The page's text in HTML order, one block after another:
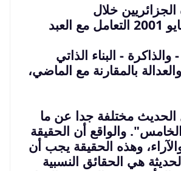
خلال
مظاهرة من 17 أكتوبر 1961. ما يسمى قانون توبيرا من 10 مايو 2001 التعامل مع العبد
- البناء الذاتي
بالمقارنة مع الماضي،
الحديث مختلفة جدا عن ما
والواقع أن الحقيقة
وهذه الحقيقة يجب أن
هي الحقائق النسبية